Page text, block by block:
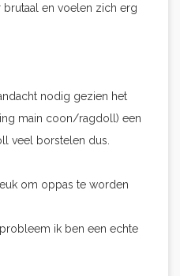
en voelen zich erg
nodig gezien het
main coon/ragdoll) een
veel borstelen dus.
om oppas te worden
ik ben een echte